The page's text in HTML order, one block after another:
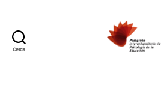
Cerca